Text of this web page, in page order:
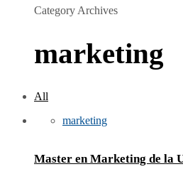
Category Archives
marketing
All
marketing
Master en Marketing de la